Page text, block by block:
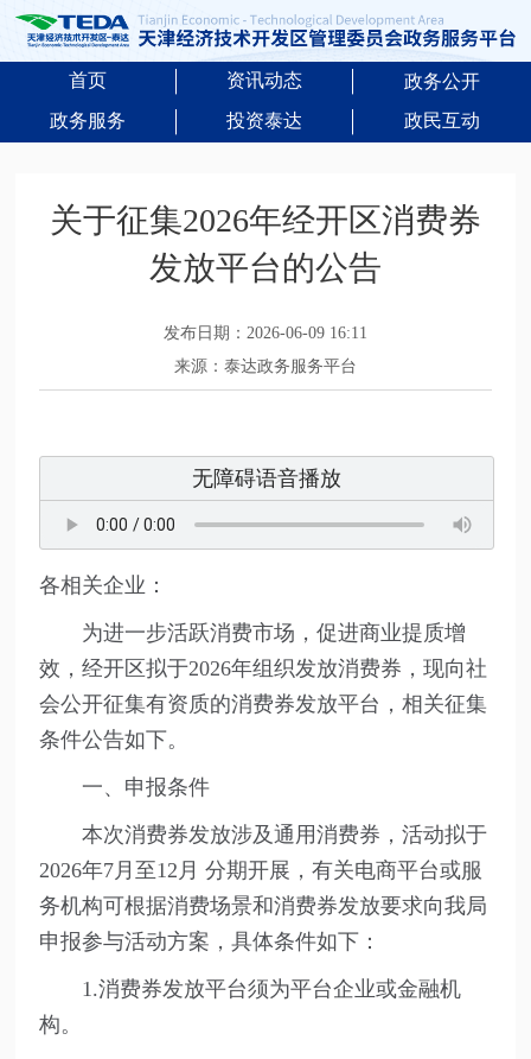
首页 资讯动态
政务公开
政务服务
投资泰达 政民互动
关于征集2026年经开区消费券
发放平台的公告
发布日期：2026-06-09 16:11
来源：泰达政务服务平台
无障碍语音播放
各相关企业：
为进一步活跃消费市场，促进商业提质增
效，经开区拟于2026年组织发放消费券，现向社
会公开征集有资质的消费券发放平台，相关征集
条件公告如下。
一、申报条件
本次消费券发放涉及通用消费券，活动拟于
2026年7月至12月 分期开展，有关电商平台或服
务机构可根据消费场景和消费券发放要求向我局
申报参与活动方案，具体条件如下：
1.消费券发放平台须为平台企业或金融机
构。